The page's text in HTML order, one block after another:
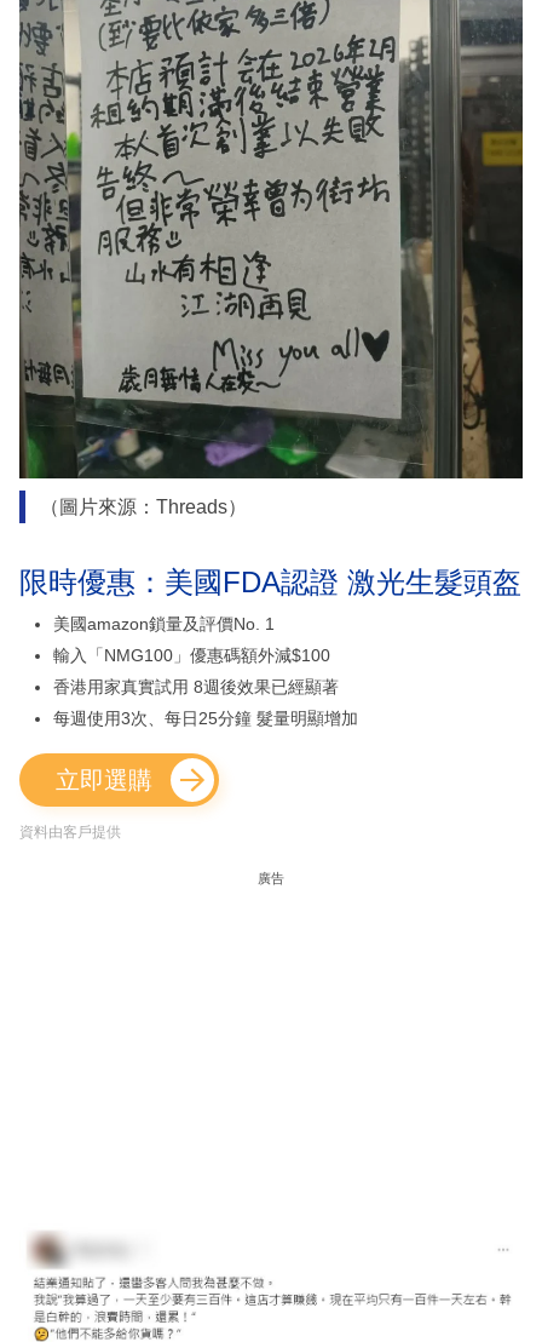
（圖片來源：Threads）
限時優惠：美國FDA認證 激光生髮頭盔
美國amazon鎖量及評價No. 1
輸入「NMG100」優惠碼額外減$100
香港用家真實試用 8週後效果已經顯著
每週使用3次、每日25分鐘 髮量明顯增加
立即選購
資料由客戶提供
廣告